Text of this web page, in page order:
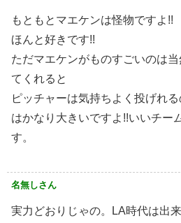
もともとマエケンは怪物ですよ!!
ほんと好きです!!
ただマエケンがものすごいのは
てくれると
ピッチャーは気持ちよく投げれ
はかなり大きいですよ!!いいチー
す。
名無しさん
実力どおりじゃの。LA時代は出